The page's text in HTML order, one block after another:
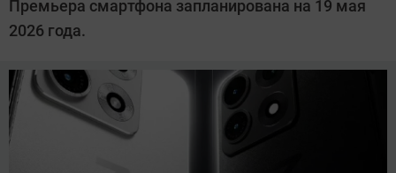
Калашников
Премьера смартфона запланирована на 19 мая
2026 года.